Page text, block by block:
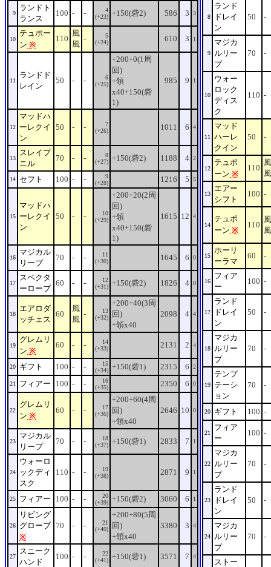
9
ランドト
ランス
100 - -
4
(+23) +150(砦2) 586 3 3
10
テュポー
ン ※
110
風
風
-
5
(+24)
610 3 1
11
ランドド
レイン
50 - -
6
(+25)
+200+0(1周
回)
+領
x40+150(砦
1)
985 9 1
12
マッドハ
ーレクイ
ン
50 - -
7
(+26)
1011 6 4
13
スレイプ
ニル
70 - -
8
(+27) +150(砦2) 1188 4 2
14 セフト 100 - -
9
(+28)
1216 5 5
15
マッドハ
ーレクイ
ン
50 - -
10
(+29)
+200+20(2周
回)
+領
x40+150(砦
1)
1615 12 4
16
マジカル
リープ
70 - -
11
(+30)
1645 6 0
17
スペクタ
ーローブ
60 - -
12
(+31) +150(砦2) 1826 4 0
18
エアロダ
ッチェス
60
風
風
-
13
(+32)
+200+40(3周
回)
+領x40
2098 4 4
19
グレムリ
ン ※
60 - -
14
(+33)
2131 2 4
20 ギフト 100 - -
15
(+34) +150(砦1) 2315 6 2
21 フィアー 100 - -
16
(+35)
2350 6 0
22
グレムリ
ン ※
60 - -
17
(+36)
+200+60(4周
回)
+領x40
2646 10 0
23
マジカル
リープ
70 - -
18
(+37) +150(砦1) 2833 7 1
24
ウォーロ
ックディ
スク
110 - -
19
(+38)
2871 9 1
25 フィアー 100 - -
20
(+39) +150(砦2) 3060 6 1
26
リビング
グローブ
※
70 - -
21
(+40)
+200+80(5周
回)
+領x40
3380 3 4
27
スニーク
ハンド
100 - -
22
(+41) +150(砦1) 3571 7 4
8
ランド
ドレイ
ン
50 -
9
マジカ
ルリー
プ
70 -
10
ウォー
ロック
ディス
ク
110 -
11
マッド
ハーレ
クイン
50 -
12
テュポ
ーン ※
110
風
風
13
エアー
シフト
100 -
14
テュポ
ーン ※
110
風
風
15
ホーリ
ーラマ
60 -
16
フィア
ー
100 -
17
ランド
ドレイ
ン
50 -
18
マジカ
ルリー
プ
70 -
19
テンプ
テーシ
ョン
70 -
20 ギフト 100 -
21
フィア
ー
100 -
22
マジカ
ルリー
プ
70 -
23
ランド
ドレイ
ン
50 -
24
マジカ
ルリー
プ
70 -
ストー